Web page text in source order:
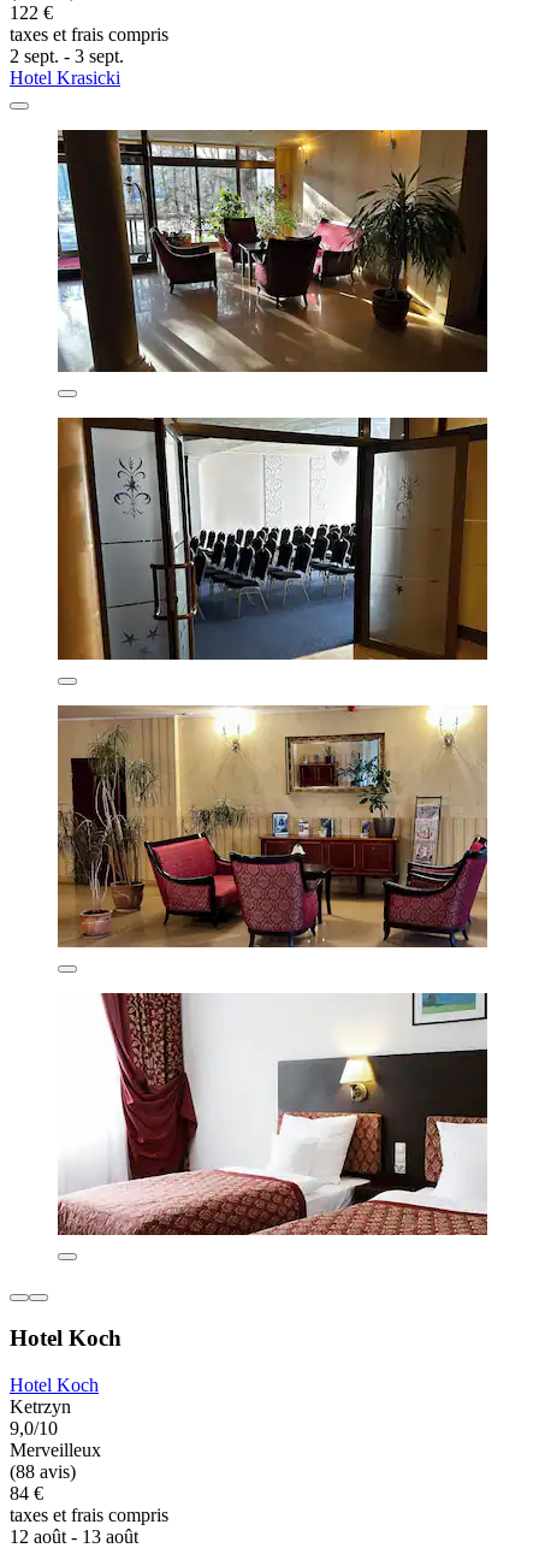
122 €
taxes et frais compris
2 sept. - 3 sept.
Hotel Krasicki
Hotel Koch
Hotel Koch
Ketrzyn
9,0/10
Merveilleux
(88 avis)
84 €
taxes et frais compris
12 août - 13 août